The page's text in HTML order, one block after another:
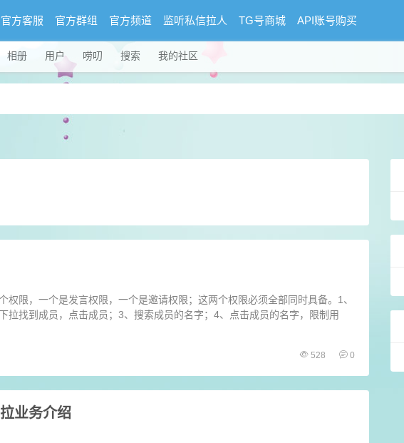
官方客服 官方群组 官方频道 监听私信拉人 TG号商城 API账号购买
相册 用户 唠叨 搜索 我的社区
权限，一个是发言权限，一个是邀请权限；这两个权限必须全部同时具备。1、
拉找到成员，点击成员；3、搜索成员的名字；4、点击成员的名字，限制用
528 0
业务介绍